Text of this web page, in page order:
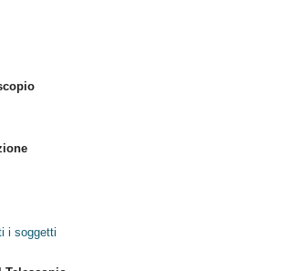
i soggetti